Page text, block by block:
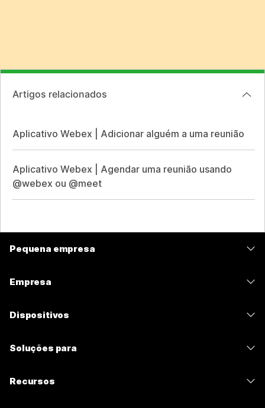
Artigos relacionados
Aplicativo Webex | Adicionar alguém a uma reunião
Aplicativo Webex | Agendar uma reunião usando
@webex ou @meet
Pequena empresa
Empresa
Dispositivos
Soluções para
Recursos